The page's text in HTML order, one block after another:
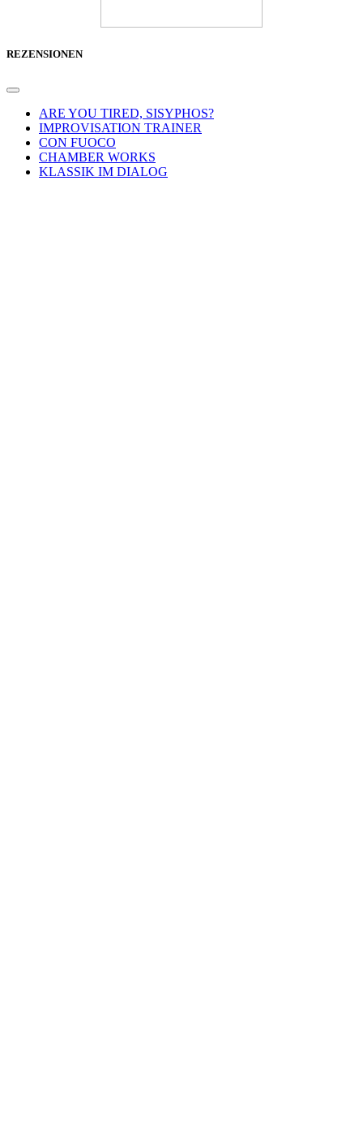
REZENSIONEN
ARE YOU TIRED, SISYPHOS?
IMPROVISATION TRAINER
CON FUOCO
CHAMBER WORKS
KLASSIK IM DIALOG